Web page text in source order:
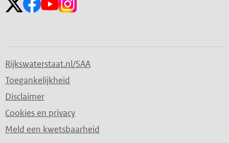
Rijkswaterstaat.nl/SAA
Toegankelijkheid
Disclaimer
Cookies en privacy
Meld een kwetsbaarheid